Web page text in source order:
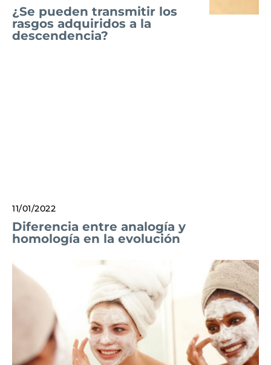
¿Se pueden transmitir los
rasgos adquiridos a la
descendencia?
11/01/2022
Diferencia entre analogía y
homología en la evolución